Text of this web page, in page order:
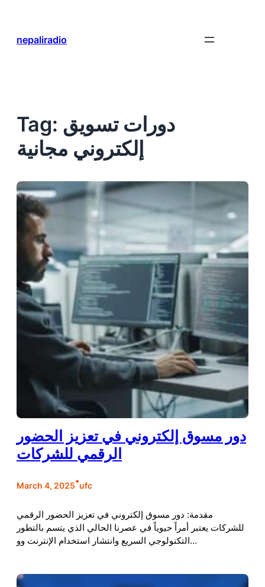
content
nepaliradio
Tag: دورات تسويق
إلكتروني مجانية
دور مسوق إلكتروني في تعزيز الحضور
الرقمي للشركات
March 4, 2025•ufc
مقدمة: دور مسوق إلكتروني في تعزيز الحضور الرقمي
للشركات يعتبر أمراً حيوياً في عصرنا الحالي الذي يتسم بالتطور
التكنولوجي السريع وانتشار استخدام الإنترنت وو…